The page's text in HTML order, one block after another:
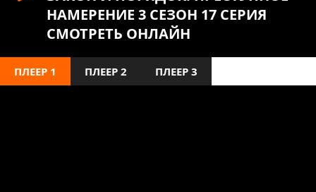
НАМЕРЕНИЕ 3 СЕЗОН 17 СЕРИЯ
СМОТРЕТЬ ОНЛАЙН
ПЛЕЕР 1 ПЛЕЕР 2 ПЛЕЕР 3